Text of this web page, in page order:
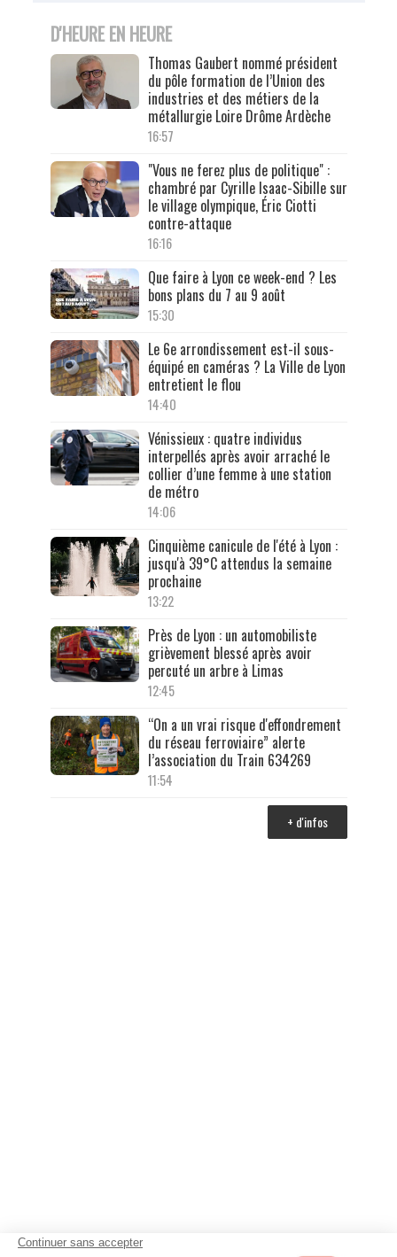
D'HEURE EN HEURE
Thomas Gaubert nommé président
du pôle formation de l’Union des
industries et des métiers de la
métallurgie Loire Drôme Ardèche
16:57
"Vous ne ferez plus de politique" :
chambré par Cyrille Isaac-Sibille sur
le village olympique, Éric Ciotti
contre-attaque
16:16
Que faire à Lyon ce week-end ? Les
bons plans du 7 au 9 août
15:30
Le 6e arrondissement est-il sous-
équipé en caméras ? La Ville de Lyon
entretient le flou
14:40
Vénissieux : quatre individus
interpellés après avoir arraché le
collier d’une femme à une station
de métro
14:06
Cinquième canicule de l'été à Lyon :
jusqu'à 39°C attendus la semaine
prochaine
13:22
Près de Lyon : un automobiliste
grièvement blessé après avoir
percuté un arbre à Limas
12:45
“On a un vrai risque d'effondrement
du réseau ferroviaire” alerte
l’association du Train 634269
11:54
+ d'infos